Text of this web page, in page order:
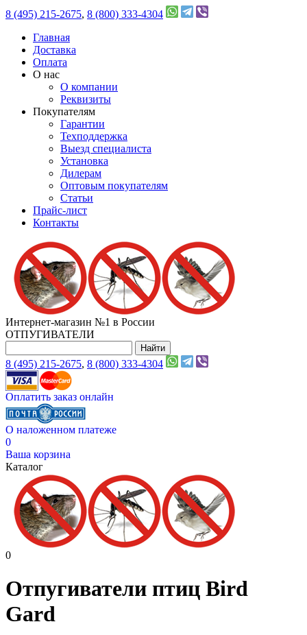
8 (495) 215-2675, 8 (800) 333-4304
Главная
Доставка
Оплата
О нас
О компании
Реквизиты
Покупателям
Гарантии
Техподдержка
Выезд специалиста
Установка
Дилерам
Оптовым покупателям
Статьи
Прайс-лист
Контакты
Интернет-магазин №1 в России
ОТПУГИВАТЕЛИ
8 (495) 215-2675, 8 (800) 333-4304
Оплатить заказ онлайн
О наложенном платеже
0
Ваша корзина
Каталог
0
Отпугиватели птиц Bird
Gard